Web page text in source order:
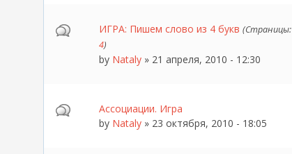
ИГРА: Пишем слово из 4 букв (Страницы:
4)
by Nataly » 21 апреля, 2010 - 12:30
Ассоциации. Игра
by Nataly » 23 октября, 2010 - 18:05